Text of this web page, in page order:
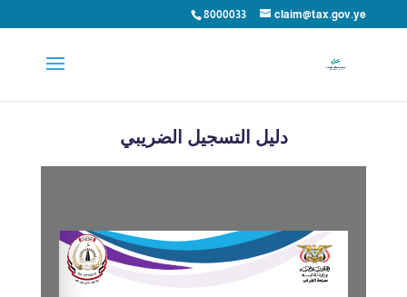
8000033 claim@tax.gov.ye
دليل التسجيل الضريبي